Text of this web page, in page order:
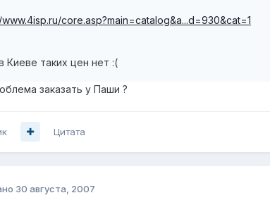
core.asp?main=catalog&a...d=930&cat=1
Киеве таких цен нет :(
заказать у Паши ?
Цитата
30 августа, 2007